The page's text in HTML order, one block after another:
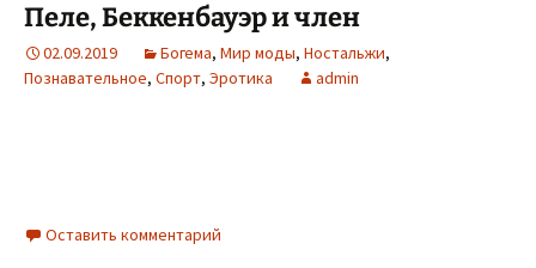
Пеле, Беккенбауэр и член
02.09.2019 Богема, Мир моды, Ностальжи,
Познавательное, Спорт, Эротика admin
Оставить комментарий